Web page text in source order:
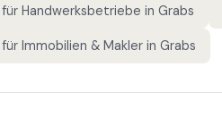
für Handwerksbetriebe in Grabs
für Immobilien & Makler in Grabs